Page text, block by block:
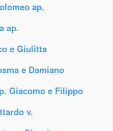
ap.
ap.
e Giulitta
e Damiano
Giacomo e Filippo
v.